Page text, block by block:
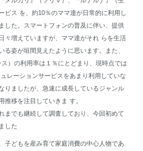
ビス を、約10％のママ達が日常的に利用し
した。スマートフォンの普及に伴い、提供
々増えていますが、ママ達がそれ らを生活
る姿が垣間見えたように思います。また、
ス）の利用率は１％にとどまり、現時点では
レーションサービスをあまり利用していな
りましたが、急速に成長しているジャンル
推移を注目していきま す。
までも継続して調査しており、今回初めて
した
子どもを産み育て家庭消費の中心人物であ